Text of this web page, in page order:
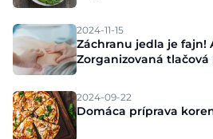
2024-11-15
Záchranu jedla je fajn!
Zorganizovaná
2024-09-22
Domáca príprava